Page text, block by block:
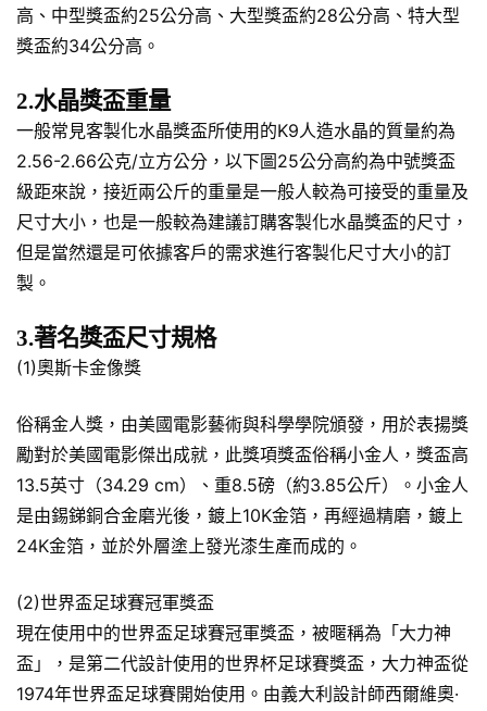
高、中型獎盃約25公分高、大型獎盃約28公分高、特大型
獎盃約34公分高。
2.水晶獎盃重量
一般常見客製化水晶獎盃所使用的K9人造水晶的質量約為
2.56-2.66公克/立方公分，以下圖25公分高約為中號獎盃
級距來說，接近兩公斤的重量是一般人較為可接受的重量及
尺寸大小，也是一般較為建議訂購客製化水晶獎盃的尺寸，
但是當然還是可依據客戶的需求進行客製化尺寸大小的訂
製。
3.著名獎盃尺寸規格
(1)奧斯卡金像獎
俗稱金人獎，由美國電影藝術與科學學院頒發，用於表揚獎
勵對於美國電影傑出成就，此獎項獎盃俗稱小金人，獎盃高
13.5英寸（34.29 cm）、重8.5磅（約3.85公斤）。小金人
是由錫銻銅合金磨光後，鍍上10K金箔，再經過精磨，鍍上
24K金箔，並於外層塗上發光漆生產而成的。
(2)世界盃足球賽冠軍獎盃
現在使用中的世界盃足球賽冠軍獎盃，被暱稱為「大力神
盃」，是第二代設計使用的世界杯足球賽獎盃，大力神盃從
1974年世界盃足球賽開始使用。由義大利設計師西爾維奧·